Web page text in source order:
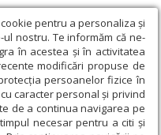
pentru a personaliza și
nostru. Te informăm că ne-
în acestea și în activitatea
modificări propuse de
persoanelor fizice în
caracter personal și privind
de a continua navigarea pe
necesar pentru a citi și
› Știri › Hramul Catedralei